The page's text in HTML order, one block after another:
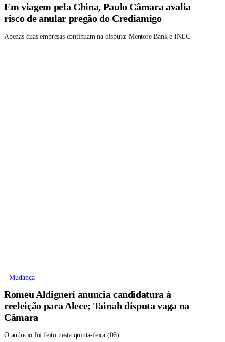
Em viagem pela China, Paulo Câmara avalia
risco de anular pregão do Crediamigo
Apenas duas empresas continuam na disputa: Mentore Bank e INEC
Mudança
Romeu Aldigueri anuncia candidatura à
reeleição para Alece; Tainah disputa vaga na
Câmara
O anúncio foi feito nesta quinta-feira (06)